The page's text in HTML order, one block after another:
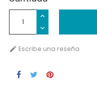
 Escribe una reseña